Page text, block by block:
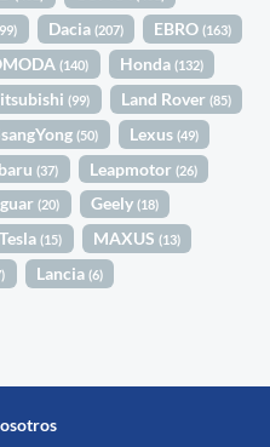
Dacia (207) EBRO (163)
(140) Honda (132)
(99) Land Rover (85)
(50) Lexus (49)
(37) Leapmotor (26)
(20) Geely (18)
Tesla(15) MAXUS (13)
Lancia (6)